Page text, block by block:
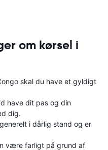
om kørsel i
skal du have et gyldigt
have dit pas og din
dig.
i dårlig stand og er
være farligt på grund af